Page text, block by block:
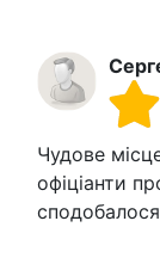
Чудове
офіціанти